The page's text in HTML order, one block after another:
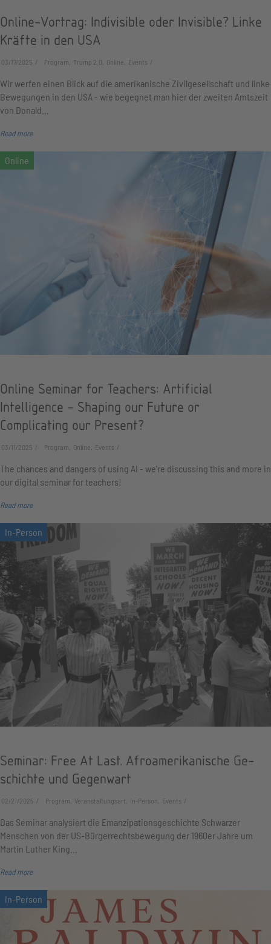
Online-Vortrag: Indivisible oder Invisible? Linke
Kräfte in den USA
03/17/2025 Program, Trump 2.0, Online, Events
Wir werfen einen Blick auf die amerikanische Zivilgesellschaft und linke
Bewegungen in den USA - wie begegnet man hier der zweiten Amtszeit
von Donald…
Read more
Online Seminar for Teachers: Artificial
Intelligence – Shaping our Future or
Complicating our Present?
03/11/2025 Program, Online, Events
The chances and dangers of using AI - we're discussing this and more in
our digital seminar for teachers!
Read more
Seminar: Free At Last. Afro­ame­ri­ka­ni­sche Ge­
schich­te und Gegen­wart
02/21/2025 Program, Veranstaltungsart, In-Person, Events
Das Seminar analysiert die Eman­zi­pa­tions­geschichte Schwarzer
Menschen von der US-Bür­ger­rechts­bewe­gung der 1960er Jahre um
Martin Luther King…
Read more